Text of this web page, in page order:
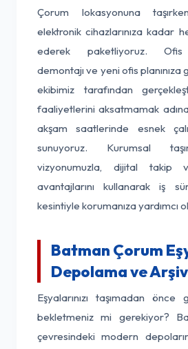
Çorum lokasyonuna
elektronik cihazlarınıza kadar
ederek paketliyoruz. Ofis
demontajı ve yeni ofis planınıza
ekibimiz tarafından
faaliyetlerini aksatmamak
akşam saatlerinde esnek
sunuyoruz. Kurumsal
vizyonumuzla, dijital takip
avantajlarını kullanarak iş
kesintiyle korumanıza yardımcı
Batman Çorum
Depolama ve
Eşyalarınızı taşımadan
bekletmeniz mi gerekiyor?
çevresindeki modern